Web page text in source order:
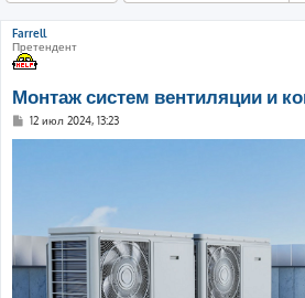
Farrell
Претендент
Монтаж систем вентиляции и
С12 июл 2024, 13:23